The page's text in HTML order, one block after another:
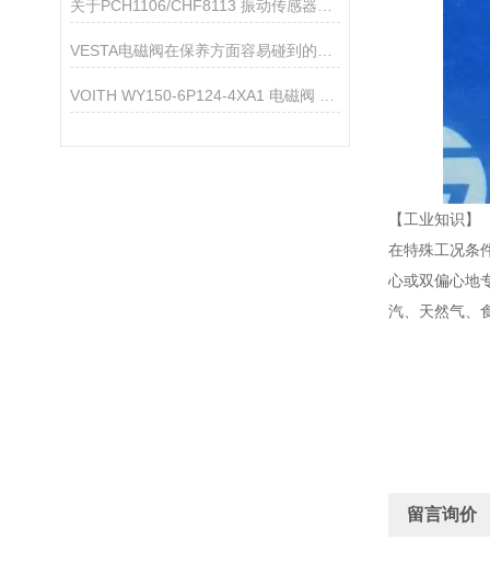
【工业知识】
在特殊工况条
心或双偏心地
汽、天然气、
留言询价